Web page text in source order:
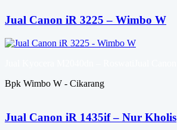
Jual Canon iR 3225 – Wimbo W
Bpk Wimbo W - Cikarang
Jual Canon iR 1435if – Nur Kholis